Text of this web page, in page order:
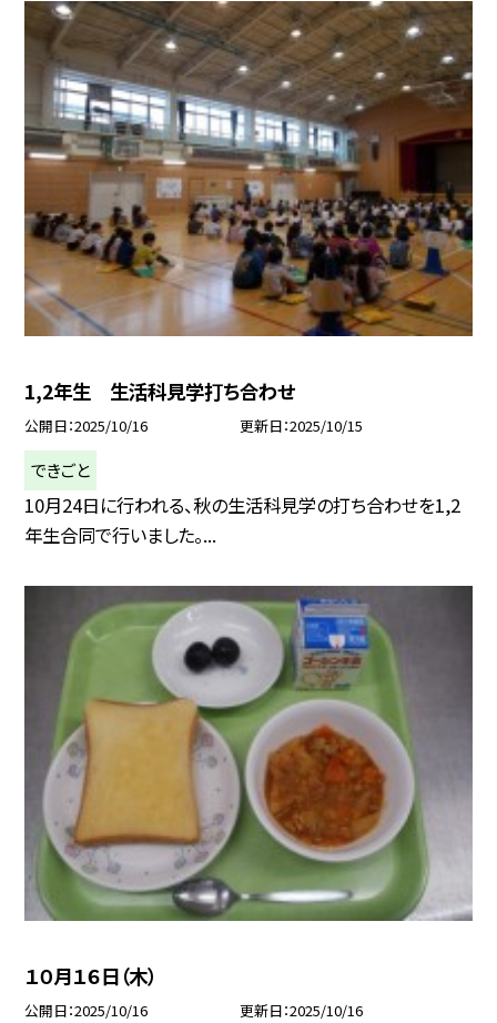
1,2年生 生活科見学打ち合わせ
公開日 2025/10/16 更新日 2025/10/15
できごと
10月24日に行われる、秋の生活科見学の打ち合わせを1,2
年生合同で行いました。...
１０月１６日（木）
公開日 2025/10/16 更新日 2025/10/16